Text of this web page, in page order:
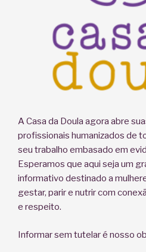
A Casa da Doula agora abre
profissionais humanizados de
seu trabalho embasado em
Esperamos que aqui seja um
informativo destinado a
gestar, parir e nutrir com
e respeito.
Informar sem tutelar é nosso